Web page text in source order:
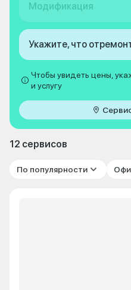
Модификация
Укажите, что
Чтобы увидеть цены,
и услугу
12 сервисов
По популярности